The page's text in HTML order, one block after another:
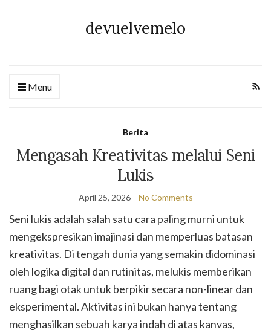
devuelvemelo
Menu
Berita
Mengasah Kreativitas melalui Seni
Lukis
April 25, 2026 No Comments
Seni lukis adalah salah satu cara paling murni untuk
mengekspresikan imajinasi dan memperluas batasan
kreativitas. Di tengah dunia yang semakin didominasi
oleh logika digital dan rutinitas, melukis memberikan
ruang bagi otak untuk berpikir secara non-linear dan
eksperimental. Aktivitas ini bukan hanya tentang
menghasilkan sebuah karya indah di atas kanvas,